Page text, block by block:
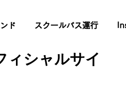
ド スクールバス運行
シャルサイ